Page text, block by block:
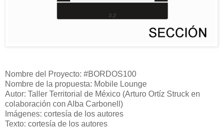
Nombre del Proyecto: #BORDOS100
Nombre de la propuesta: Mobile Lounge
Autor: Taller Territorial de México (Arturo Ortíz Struck en
colaboración con Alba Carbonell)
Imágenes: cortesía de los autores
Texto: cortesía de los autores